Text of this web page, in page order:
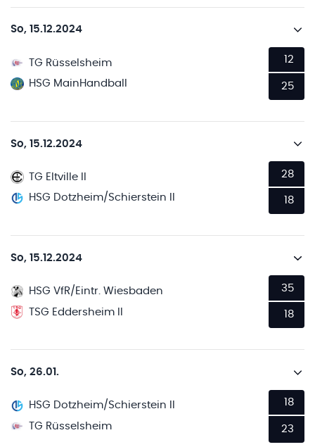
So, 15.12.2024
TG Rüsselsheim
HSG MainHandball
12
25
So, 15.12.2024
TG Eltville II
HSG Dotzheim/Schierstein II
28
18
So, 15.12.2024
HSG VfR/Eintr. Wiesbaden
TSG Eddersheim II
35
18
So, 26.01.
HSG Dotzheim/Schierstein II
TG Rüsselsheim
18
23